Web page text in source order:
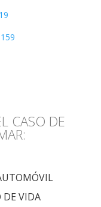
CASO DE
DE VIDA